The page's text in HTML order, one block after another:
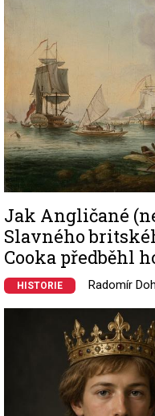
Jak Angličané
Slavného
Cooka předběhl
HISTORIE Radomír